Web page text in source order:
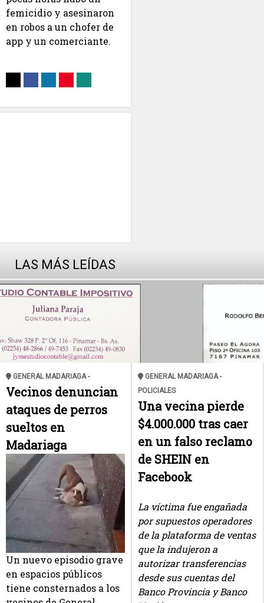
femicidio y asesinaron
en robos a un chofer de
app y un comerciante.
LAS MÁS LEÍDAS
GENERAL MADARIAGA -
Vecinos denuncian
ataques de perros
sueltos en
Madariaga
Un nuevo episodio grave
en espacios públicos
tiene consternados a los
GENERAL MADARIAGA -
POLICIALES
Una vecina pierde
$4.000.000 tras caer
en un falso reclamo
de SHEIN en
Facebook
La víctima fue engañada
por supuestos operadores
de la plataforma de ventas
que la indujeron a
autorizar transferencias
desde sus cuentas del
Banco Provincia y Banco